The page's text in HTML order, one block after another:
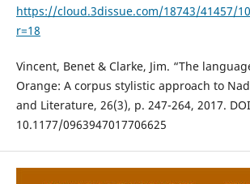
https://cloud.3dissue.com/18743/41457/
r=18
Vincent, Benet & Clarke, Jim. “The
Orange: A corpus stylistic approach to
and Literature, 26(3), p. 247-264, 2017.
10.1177/0963947017706625